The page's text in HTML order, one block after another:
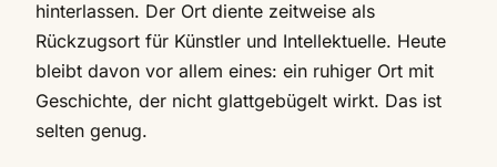
hinterlassen. Der Ort diente zeitweise als
Rückzugsort für Künstler und Intellektuelle. Heute
bleibt davon vor allem eines: ein ruhiger Ort mit
Geschichte, der nicht glattgebügelt wirkt. Das ist
selten genug.